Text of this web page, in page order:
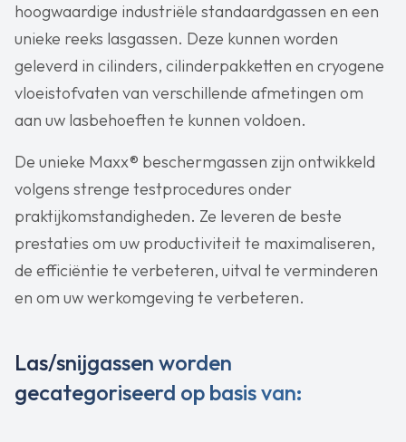
hoogwaardige industriële standaardgassen en een
unieke reeks lasgassen. Deze kunnen worden
geleverd in cilinders, cilinderpakketten en cryogene
vloeistofvaten van verschillende afmetingen om
aan uw lasbehoeften te kunnen voldoen.
De unieke Maxx® beschermgassen zijn ontwikkeld
volgens strenge testprocedures onder
praktijkomstandigheden. Ze leveren de beste
prestaties om uw productiviteit te maximaliseren,
de efficiëntie te verbeteren, uitval te verminderen
en om uw werkomgeving te verbeteren.
Las/snijgassen worden
gecategoriseerd op basis van: